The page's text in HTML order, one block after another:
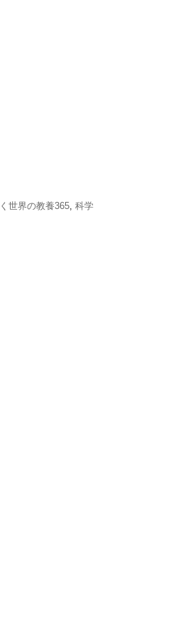
世界の教養365, 科学